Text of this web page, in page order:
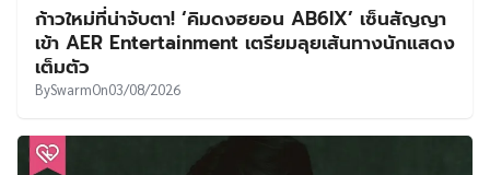
ก้าวใหม่ที่น่าจับตา! ‘คิมดงฮยอน AB6IX’ เซ็นสัญญา
เข้า AER Entertainment เตรียมลุยเส้นทางนักแสดง
เต็มตัว
BySwarmOn03/08/2026